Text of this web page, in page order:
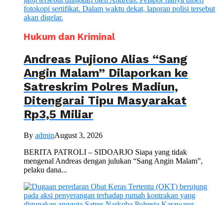
Hukum dan Kriminal
Andreas Pujiono Alias “Sang
Angin Malam” Dilaporkan ke
Satreskrim Polres Madiun,
Ditengarai Tipu Masyarakat
Rp3,5 Miliar
By adminAugust 3, 2026
BERITA PATROLI – SIDOARJO Siapa yang tidak
mengenal Andreas dengan julukan “Sang Angin Malam”,
pelaku dana...